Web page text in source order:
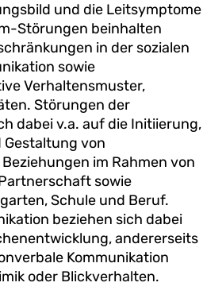
und die Leitsymptome
Störungen beinhalten
in der sozialen
sowie
Verhaltensmuster,
Störungen der
dabei v.a. auf die Initiierung,
von
im Rahmen von
sowie
Schule und Beruf.
beziehen sich dabei
andererseits
Kommunikation
oder Blickverhalten.